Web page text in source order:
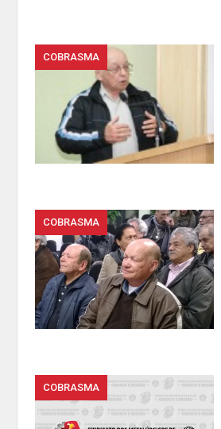
COBRASMA
COBRASMA
COBRASMA